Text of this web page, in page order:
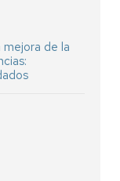
mejora de la